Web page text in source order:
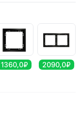
1360,0₽
2090,0₽